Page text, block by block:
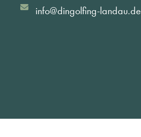
info@dingolfing-landau.de